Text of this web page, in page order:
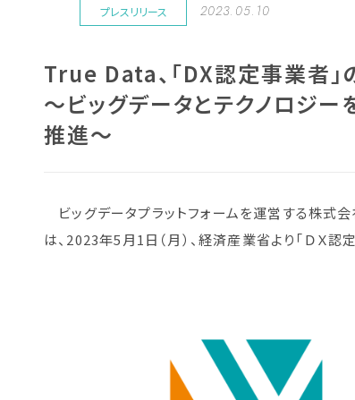
プレスリリース 2023.05.10
True Data、「DX認定事業者」
～ビッグデータとテクノロジ
推進～
ビッグデータプラットフォームを運営する株式
は、2023年5月1日（月）、経済産業省より「ＤＸ認